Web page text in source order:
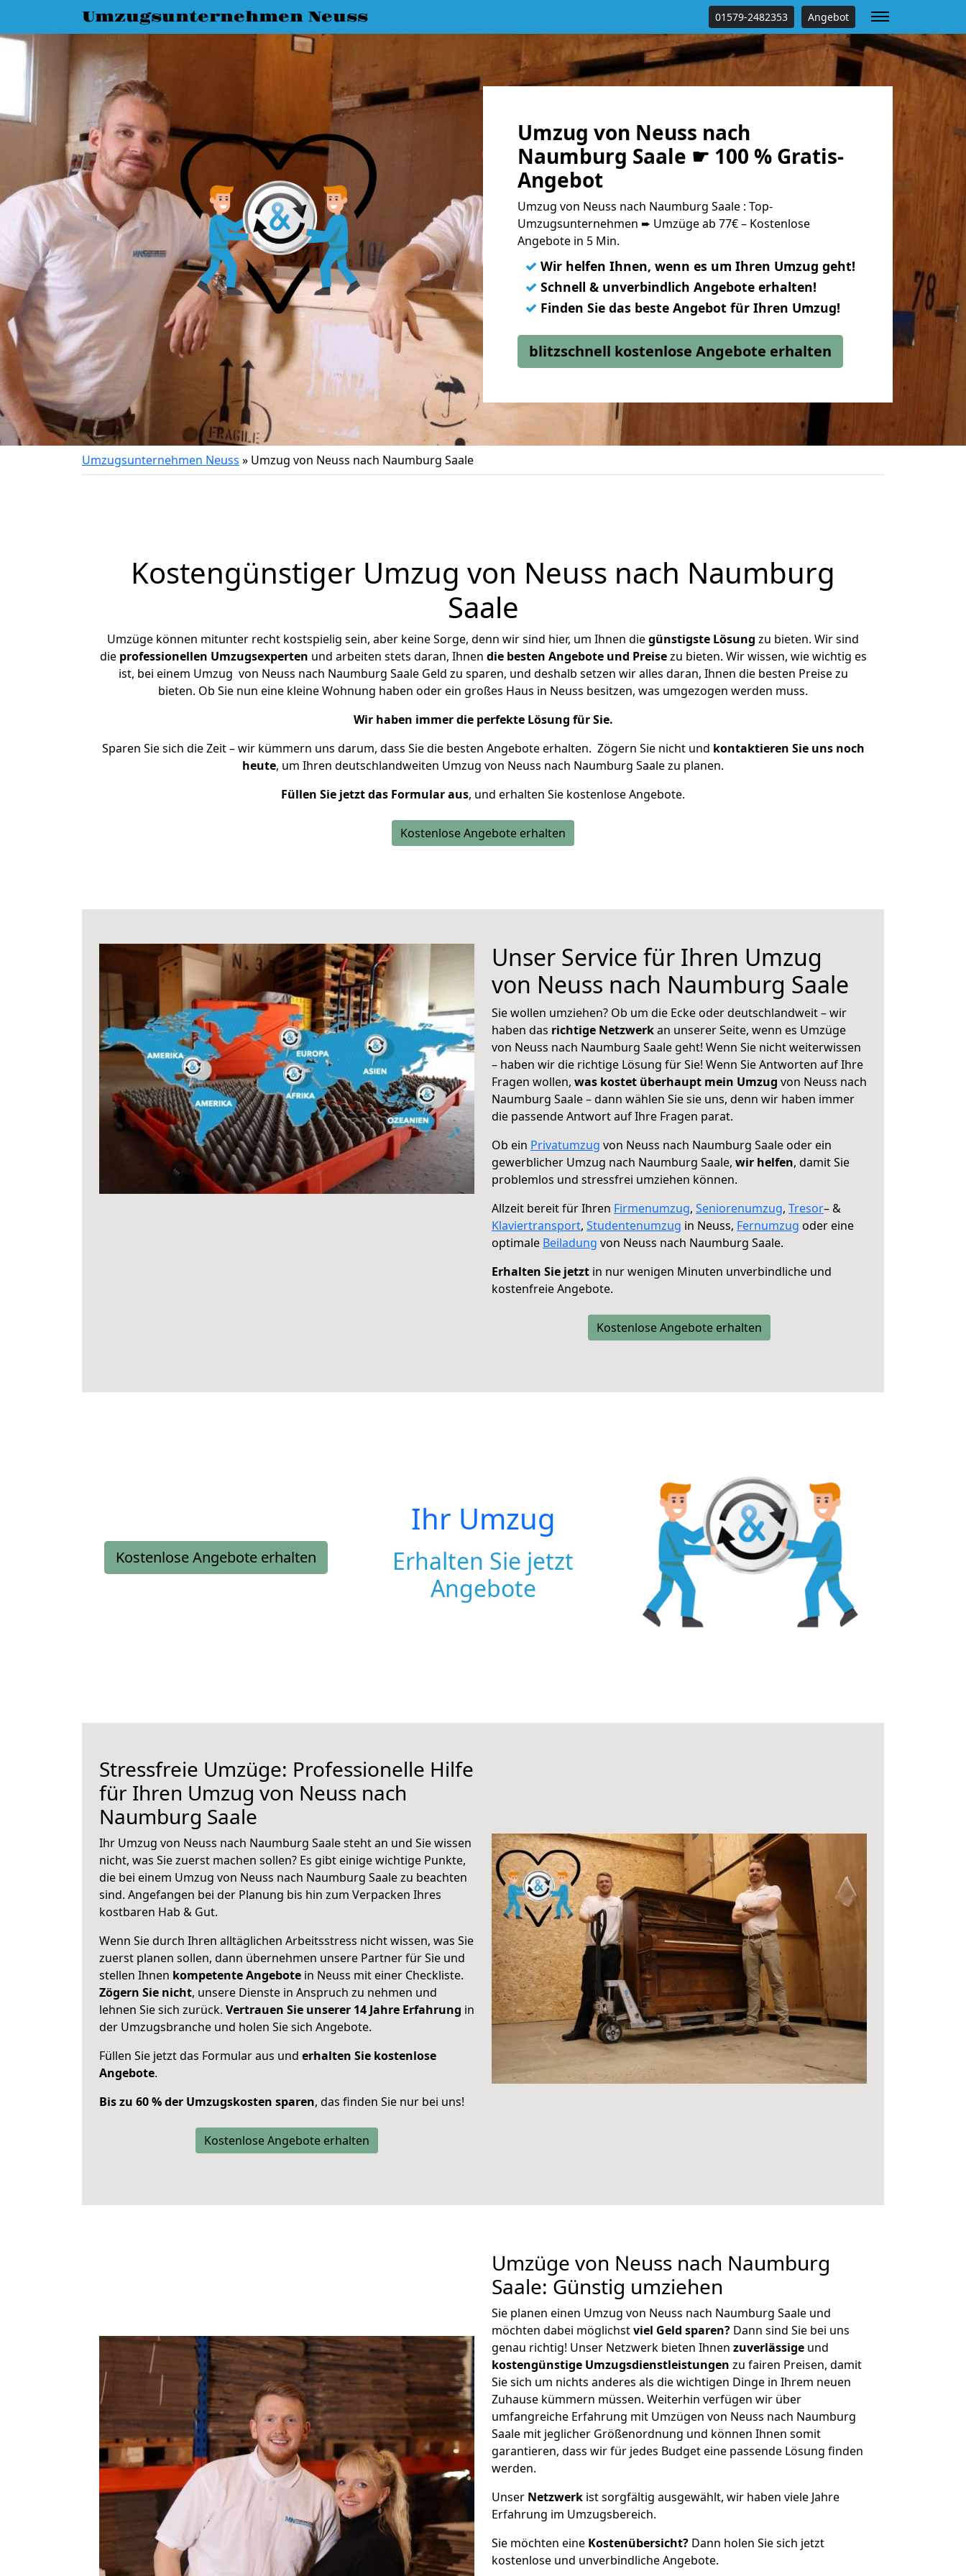
Umzugsunternehmen Neuss 01579-2482353 Angebot
Umzug von Neuss nach
Naumburg Saale ☛ 100 % Gratis-
Angebot
Umzug von Neuss nach Naumburg Saale : Top-
Umzugsunternehmen ➨ Umzüge ab 77€ – Kostenlose
Angebote in 5 Min.
✓ Wir helfen Ihnen, wenn es um Ihren Umzug geht!
✓ Schnell & unverbindlich Angebote erhalten!
✓ Finden Sie das beste Angebot für Ihren Umzug!
blitzschnell kostenlose Angebote erhalten
Umzugsunternehmen Neuss » Umzug von Neuss nach Naumburg Saale
Kostengünstiger Umzug von Neuss nach Naumburg
Saale
Umzüge können mitunter recht kostspielig sein, aber keine Sorge, denn wir sind hier, um Ihnen diegünstigste Lösung zu bieten. Wir sind
die professionellen Umzugsexperten und arbeiten stets daran, Ihnen die besten Angebote und Preisezu bieten. Wir wissen, wie wichtig es
ist, bei einem Umzug von Neuss nach Naumburg Saale Geld zu sparen, und deshalb setzen wir alles daran, Ihnen die besten Preise zu
bieten. Ob Sie nun eine kleine Wohnung haben oder ein großes Haus in Neuss besitzen, was umgezogen werden muss.
Wir haben immer die perfekte Lösung für Sie.
Sparen Sie sich die Zeit – wir kümmern uns darum, dass Sie die besten Angebote erhalten. Zögern Sie nicht und kontaktieren Sie uns noch
heute, um Ihren deutschlandweiten Umzug von Neuss nach Naumburg Saale zu planen.
Füllen Sie jetzt das Formular aus, und erhalten Sie kostenlose Angebote.
Kostenlose Angebote erhalten
Unser Service für Ihren Umzug
von Neuss nach Naumburg Saale
Sie wollen umziehen? Ob um die Ecke oder deutschlandweit – wir
haben das richtige Netzwerkan unserer Seite, wenn es Umzüge
von Neuss nach Naumburg Saale geht! Wenn Sie nicht weiterwissen
– haben wir die richtige Lösung für Sie! Wenn Sie Antworten auf Ihre
Fragen wollen, was kostet überhaupt mein Umzug von Neuss nach
Naumburg Saale – dann wählen Sie sie uns, denn wir haben immer
die passende Antwort auf Ihre Fragen parat.
Ob ein Privatumzug von Neuss nach Naumburg Saale oder ein
gewerblicher Umzug nach Naumburg Saale, wir helfen, damit Sie
problemlos und stressfrei umziehen können.
Allzeit bereit für Ihren Firmenumzug, Seniorenumzug, Tresor– &
Klaviertransport, Studentenumzug in Neuss, Fernumzug oder eine
optimale Beiladung von Neuss nach Naumburg Saale.
Erhalten Sie jetzt in nur wenigen Minuten unverbindliche und
kostenfreie Angebote.
Kostenlose Angebote erhalten
Kostenlose Angebote erhalten
Ihr Umzug
Erhalten Sie jetzt
Angebote
Stressfreie Umzüge: Professionelle Hilfe
für Ihren Umzug von Neuss nach
Naumburg Saale
Ihr Umzug von Neuss nach Naumburg Saale steht an und Sie wissen
nicht, was Sie zuerst machen sollen? Es gibt einige wichtige Punkte,
die bei einem Umzug von Neuss nach Naumburg Saale zu beachten
sind. Angefangen bei der Planung bis hin zum Verpacken Ihres
kostbaren Hab & Gut.
Wenn Sie durch Ihren alltäglichen Arbeitsstress nicht wissen, was Sie
zuerst planen sollen, dann übernehmen unsere Partner für Sie und
stellen Ihnen kompetente Angebote in Neuss mit einer Checkliste.
Zögern Sie nicht, unsere Dienste in Anspruch zu nehmen und
lehnen Sie sich zurück. Vertrauen Sie unserer 14 Jahre Erfahrung in
der Umzugsbranche und holen Sie sich Angebote.
Füllen Sie jetzt das Formular aus und erhalten Sie kostenlose
Angebote.
Bis zu 60 % der Umzugskosten sparen, das finden Sie nur bei uns!
Kostenlose Angebote erhalten
Umzüge von Neuss nach Naumburg
Saale: Günstig umziehen
Sie planen einen Umzug von Neuss nach Naumburg Saale und
möchten dabei möglichstviel Geld sparen? Dann sind Sie bei uns
genau richtig! Unser Netzwerk bieten Ihnen zuverlässige und
kostengünstige Umzugsdienstleistungen zu fairen Preisen, damit
Sie sich um nichts anderes als die wichtigen Dinge in Ihrem neuen
Zuhause kümmern müssen. Weiterhin verfügen wir über
umfangreiche Erfahrung mit Umzügen von Neuss nach Naumburg
Saale mit jeglicher Größenordnung und können Ihnen somit
garantieren, dass wir für jedes Budget eine passende Lösung finden
werden.
Unser Netzwerk ist sorgfältig ausgewählt, wir haben viele Jahre
Erfahrung im Umzugsbereich.
Sie möchten eine Kostenübersicht? Dann holen Sie sich jetzt
kostenlose und unverbindliche Angebote.